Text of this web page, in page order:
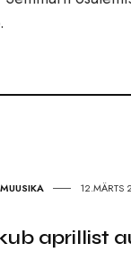
MUUSIKA 12.MÄRTS
aprillist